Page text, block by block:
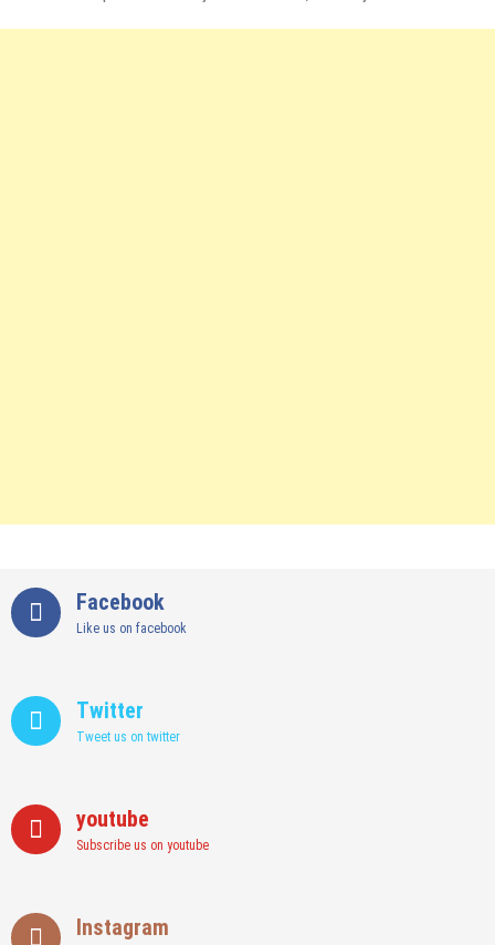
Facebook
Like us on facebook
Twitter
Tweet us on twitter
youtube
Subscribe us on youtube
Instagram